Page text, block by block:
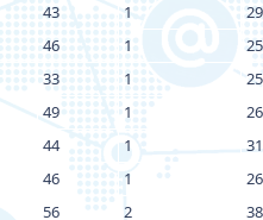
43 1
29
46 1
25
33 1
25
49 1
26
44 1
31
46 1
26
56 2
38